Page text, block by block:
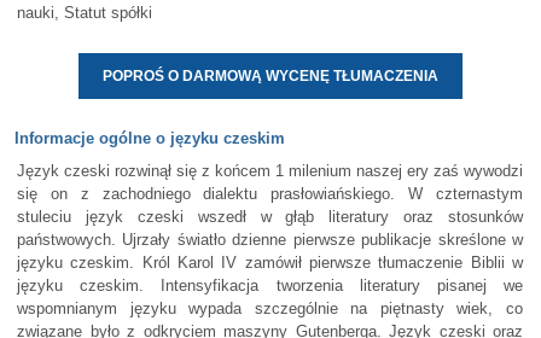
nauki, Statut spółki
POPROŚ O DARMOWĄ WYCENĘ TŁUMACZENIA
Informacje ogólne o języku czeskim
Język czeski rozwinął się z końcem 1 milenium naszej ery zaś wywodzi
się on z zachodniego dialektu prasłowiańskiego. W czternastym
stuleciu język czeski wszedł w głąb literatury oraz stosunków
państwowych. Ujrzały światło dzienne pierwsze publikacje skreślone w
języku czeskim. Król Karol IV zamówił pierwsze tłumaczenie Biblii w
języku czeskim. Intensyfikacja tworzenia literatury pisanej we
wspomnianym języku wypada szczególnie na piętnasty wiek, co
związane było z odkryciem maszyny Gutenberga. Język czeski oraz